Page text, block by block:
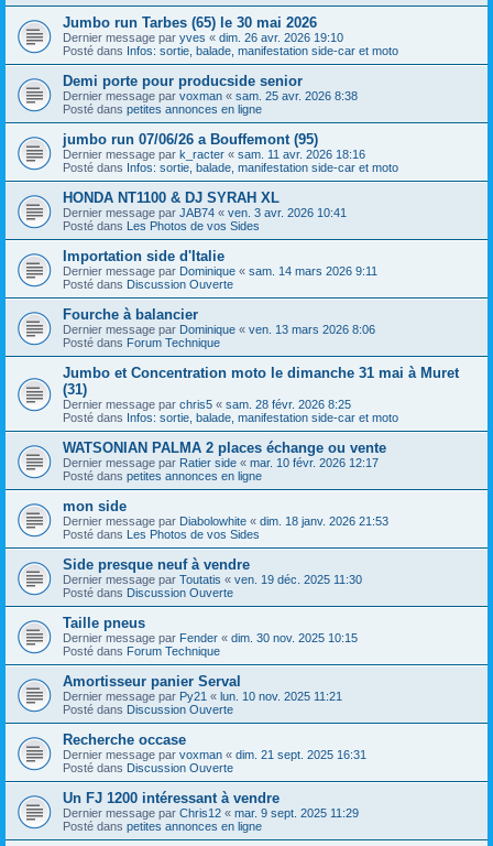
Jumbo run Tarbes (65) le 30 mai 2026
Dernier message par yves « dim. 26 avr. 2026 19:10
Posté dans Infos: sortie, balade, manifestation side-car et moto
Demi porte pour producside senior
Dernier message par voxman « sam. 25 avr. 2026 8:38
Posté dans petites annonces en ligne
jumbo run 07/06/26 a Bouffemont (95)
Dernier message par k_racter « sam. 11 avr. 2026 18:16
Posté dans Infos: sortie, balade, manifestation side-car et moto
HONDA NT1100 & DJ SYRAH XL
Dernier message par JAB74 « ven. 3 avr. 2026 10:41
Posté dans Les Photos de vos Sides
Importation side d'Italie
Dernier message par Dominique « sam. 14 mars 2026 9:11
Posté dans Discussion Ouverte
Fourche à balancier
Dernier message par Dominique « ven. 13 mars 2026 8:06
Posté dans Forum Technique
Jumbo et Concentration moto le dimanche 31 mai à Muret
(31)
Dernier message par chris5 « sam. 28 févr. 2026 8:25
Posté dans Infos: sortie, balade, manifestation side-car et moto
WATSONIAN PALMA 2 places échange ou vente
Dernier message par Ratier side « mar. 10 févr. 2026 12:17
Posté dans petites annonces en ligne
mon side
Dernier message par Diabolowhite « dim. 18 janv. 2026 21:53
Posté dans Les Photos de vos Sides
Side presque neuf à vendre
Dernier message par Toutatis « ven. 19 déc. 2025 11:30
Posté dans Discussion Ouverte
Taille pneus
Dernier message par Fender « dim. 30 nov. 2025 10:15
Posté dans Forum Technique
Amortisseur panier Serval
Dernier message par Py21 « lun. 10 nov. 2025 11:21
Posté dans Discussion Ouverte
Recherche occase
Dernier message par voxman « dim. 21 sept. 2025 16:31
Posté dans Discussion Ouverte
Un FJ 1200 intéressant à vendre
Dernier message par Chris12 « mar. 9 sept. 2025 11:29
Posté dans petites annonces en ligne